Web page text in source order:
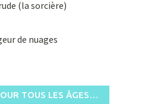
(la sorcière)
de nuages
TOUS LES ÂGES…